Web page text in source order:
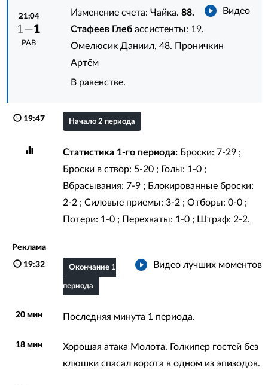
21:04
1—1
РАВ
Видео
Изменение счета: Чайка.88.
Стафеев Глеб ассистенты: 19.
Омелюсик Даниил,48. Проничкин
Артём
В равенстве.
19:47 Начало 2 периода
Статистика 1-го периода:Броски: 7-29 ;
Броски в створ: 5-20 ; Голы: 1-0 ;
Вбрасывания: 7-9 ; Блокированные броски:
2-2 ; Силовые приемы: 3-2 ; Отборы: 0-0 ;
Потери: 1-0 ; Перехваты: 1-0 ; Штраф: 2-2.
Реклама
19:32 Видео лучших моментов
Окончание 1
периода
20 мин Последняя минута 1 периода.
18 мин
Хорошая атака Молота. Голкипер гостей без
клюшки спасал ворота в одном из эпизодов.